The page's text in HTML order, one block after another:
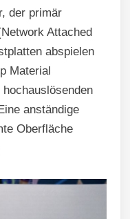
der primär
Attached
abspielen
Material
anständige
Oberfläche